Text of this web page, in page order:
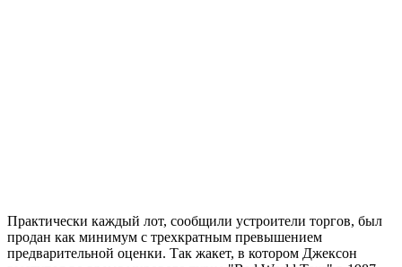
Практически каждый лот, сообщили устроители торгов, был
продан как минимум с трехкратным превышением
предварительной оценки. Так жакет, в котором Джексон